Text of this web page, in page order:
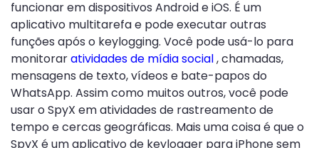
funcionar em dispositivos Android e iOS. É um
aplicativo multitarefa e pode executar outras
funções após o keylogging. Você pode usá-lo para
monitoraratividades de mídia social, chamadas,
mensagens de texto, vídeos e bate-papos do
WhatsApp. Assim como muitos outros, você pode
usar o SpyX em atividades de rastreamento de
tempo e cercas geográficas. Mais uma coisa é que o
SpyX é um aplicativo de keylogger para iPhone sem